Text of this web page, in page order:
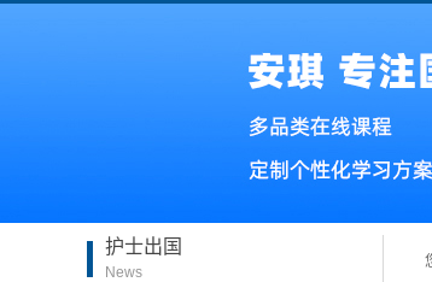
安琪资质
师资介绍
活动剪彩
护士出国
News